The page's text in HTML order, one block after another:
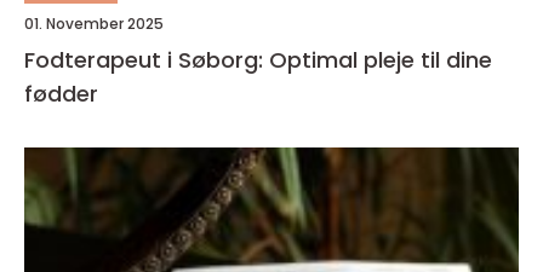
01. November 2025
Fodterapeut i Søborg: Optimal pleje til dine
fødder